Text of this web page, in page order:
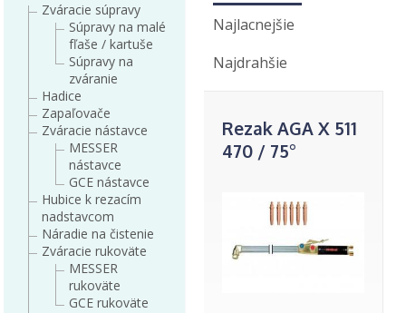
Zváracie súpravy
Súpravy na malé
fľaše / kartuše
Súpravy na
zváranie
Hadice
Zapaľovače
Zváracie nástavce
MESSER
nástavce
GCE nástavce
Hubice k rezacím
nadstavcom
Náradie na čistenie
Zváracie rukoväte
MESSER
rukoväte
GCE rukoväte
Najlacnejšie
Najdrahšie
Rezak AGA X 511
470 / 75°